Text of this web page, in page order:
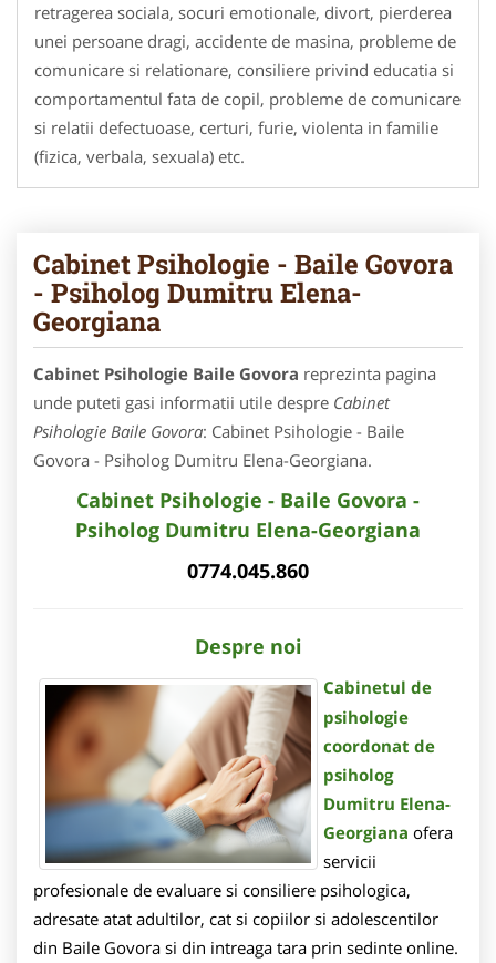
retragerea sociala, socuri emotionale, divort, pierderea
unei persoane dragi, accidente de masina, probleme de
comunicare si relationare, consiliere privind educatia si
comportamentul fata de copil, probleme de comunicare
si relatii defectuoase, certuri, furie, violenta in familie
(fizica, verbala, sexuala) etc.
Cabinet Psihologie - Baile Govora
- Psiholog Dumitru Elena-
Georgiana
Cabinet Psihologie Baile Govora reprezinta pagina
unde puteti gasi informatii utile despre Cabinet
Psihologie Baile Govora: Cabinet Psihologie - Baile
Govora - Psiholog Dumitru Elena-Georgiana.
Cabinet Psihologie - Baile Govora -
Psiholog Dumitru Elena-Georgiana
0774.045.860
Despre noi
Cabinetul de
psihologie
coordonat de
psiholog
Dumitru Elena-
Georgiana ofera
servicii
profesionale de evaluare si consiliere psihologica,
adresate atat adultilor, cat si copiilor si adolescentilor
din Baile Govora si din intreaga tara prin sedinte online.